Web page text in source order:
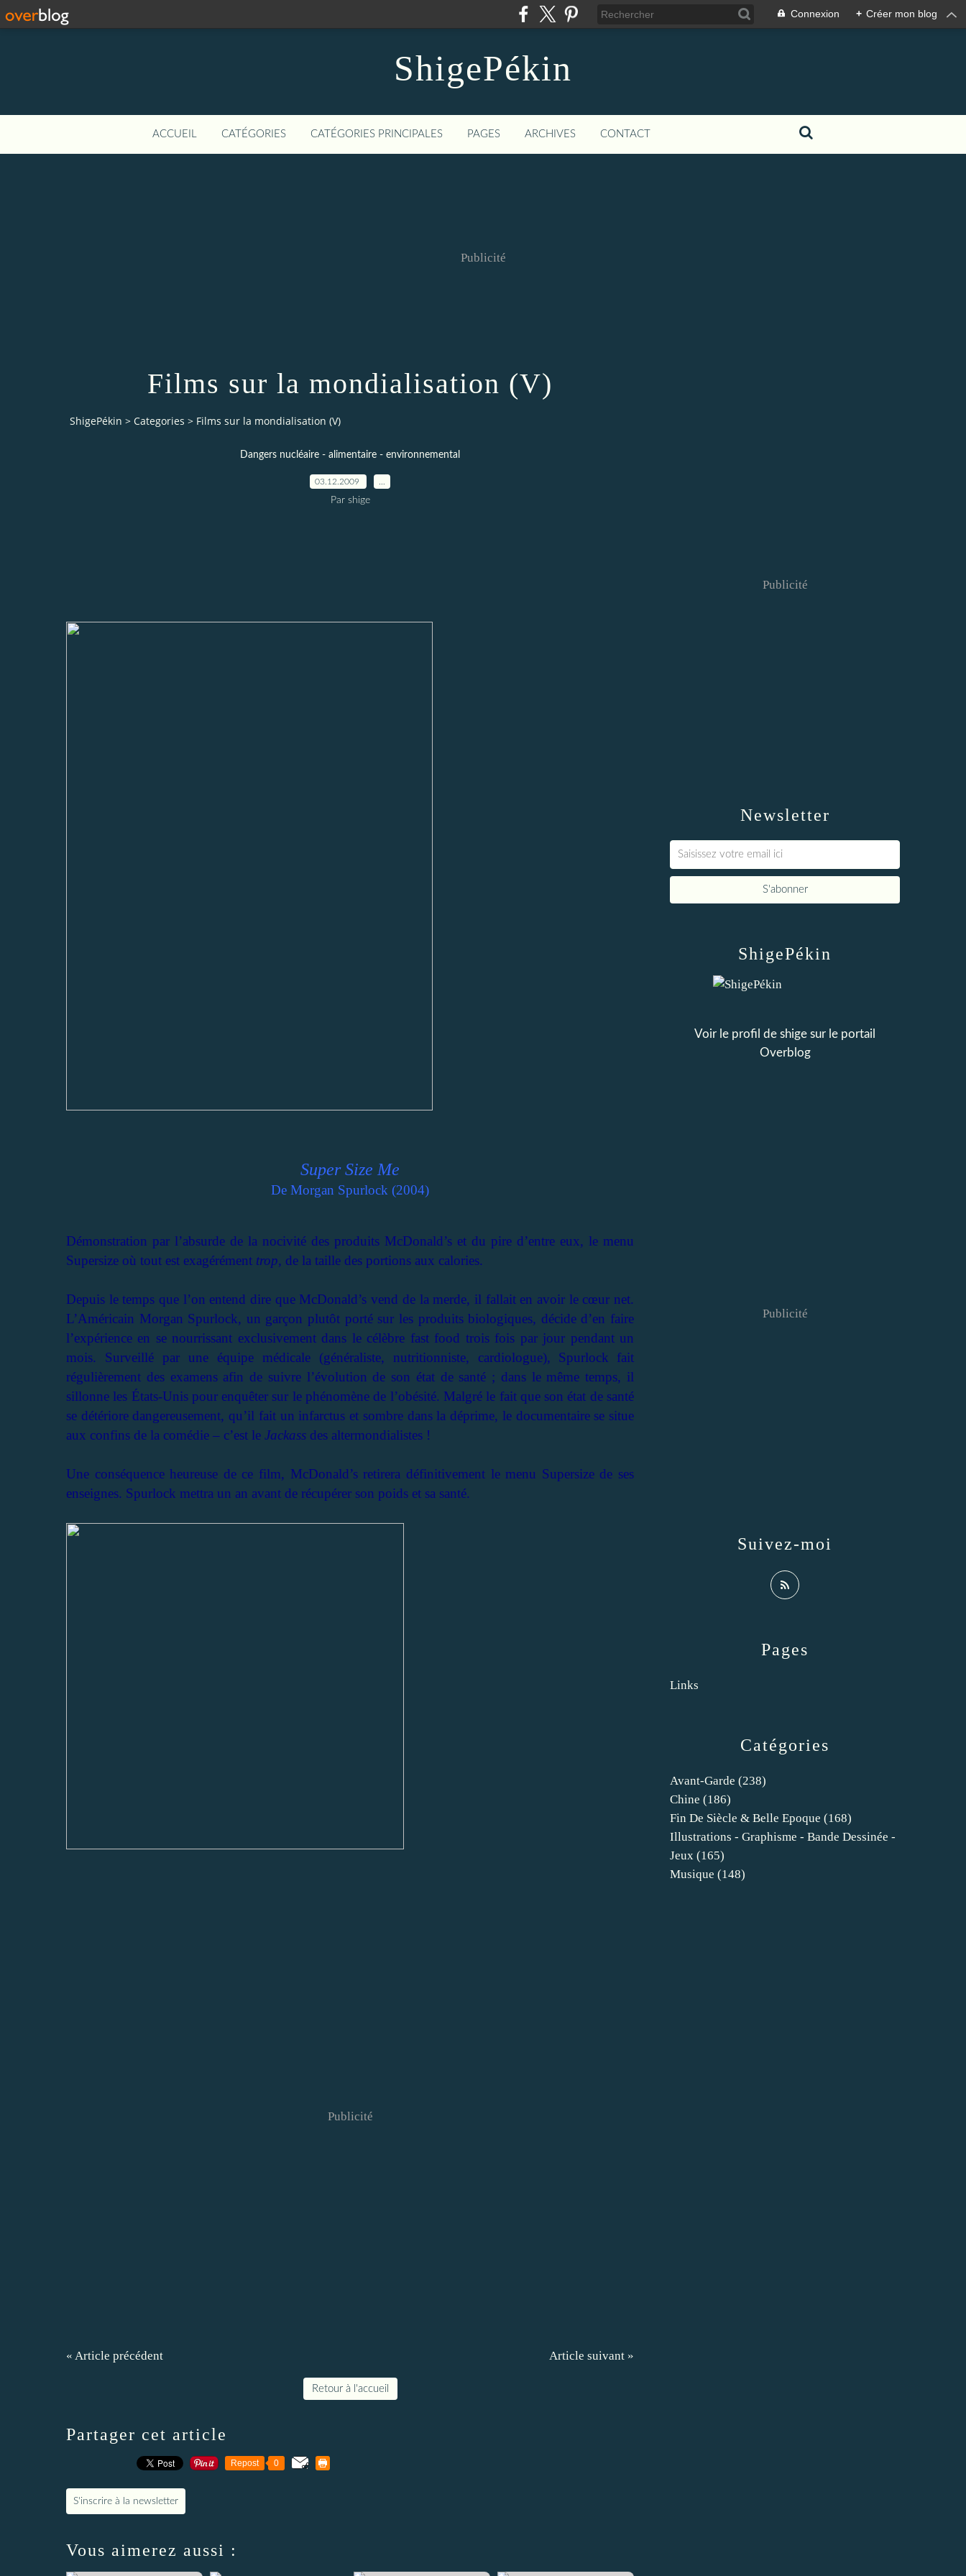
Connexion + Créer mon blog
ShigePékin
ACCUEIL CATÉGORIES CATÉGORIES PRINCIPALES PAGES ARCHIVES CONTACT
Publicité
Films sur la mondialisation (V)
ShigePékin > Categories > Films sur la mondialisation (V)
Dangers nucléaire - alimentaire - environnemental
03.12.2009
Par shige
Super Size Me
De Morgan Spurlock (2004)
Démonstration par l’absurde de la nocivité des produits McDonald’s et du pire d’entre eux, le menu
Supersize où tout est exagérément trop, de la taille des portions aux calories.
Depuis le temps que l’on entend dire que McDonald’s vend de la merde, il fallait en avoir le cœur net.
L’Américain Morgan Spurlock, un garçon plutôt porté sur les produits biologiques, décide d’en faire
l’expérience en se nourrissant exclusivement dans le célèbre fast food trois fois par jour pendant un
mois. Surveillé par une équipe médicale (généraliste, nutritionniste, cardiologue),
Spurlock
fait
régulièrement des examens afin de suivre l’évolution de son état de santé ; dans le même temps, il
sillonne les États-Unis pour enquêter sur le phénomène de l’obésité. Malgré le fait que son état de santé
se détériore dangereusement, qu’il fait un infarctus et sombre dans la déprime, le documentaire se situe
aux confins de la comédie – c’est le Jackass des altermondialistes !
Une conséquence heureuse de ce film, McDonald’s retirera définitivement le menu Supersize de ses
enseignes. Spurlock mettra un an avant de récupérer son poids et sa santé.
Publicité
« Article précédent Article suivant »
Retour à l'accueil
Partager cet article
Repost 0
S'inscrire à la newsletter
Vous aimerez aussi :
Newsletter
Publicité
Catégories
Avant-Garde (238)
Chine (186)
Fin De Siècle & Belle Epoque (168)
Illustrations - Graphisme - Bande Dessinée -
Jeux (165)
Musique (148)
Pages
Links
ShigePékin
Voir le profil de shige sur le portail
Overblog
Suivez-moi
Publicité